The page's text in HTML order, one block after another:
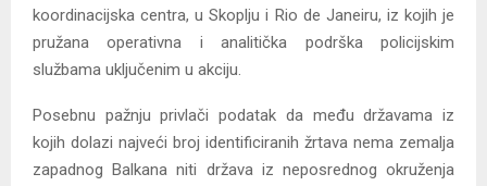
koordinacijska centra, u Skoplju i Rio de Janeiru, iz kojih je
pružana operativna i analitička podrška policijskim
službama uključenim u akciju.
Posebnu pažnju privlači podatak da među državama iz
kojih dolazi najveći broj identificiranih žrtava nema zemalja
zapadnog Balkana niti država iz neposrednog okruženja